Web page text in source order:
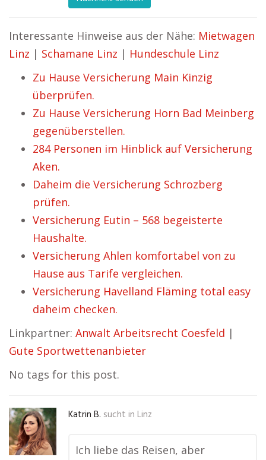
Interessante Hinweise aus der Nähe: Mietwagen
Linz | Schamane Linz | Hundeschule Linz
Zu Hause Versicherung Main Kinzig
überprüfen.
Zu Hause Versicherung Horn Bad Meinberg
gegenüberstellen.
284 Personen im Hinblick auf Versicherung
Aken.
Daheim die Versicherung Schrozberg
prüfen.
Versicherung Eutin – 568 begeisterte
Haushalte.
Versicherung Ahlen komfortabel von zu
Hause aus Tarife vergleichen.
Versicherung Havelland Fläming total easy
daheim checken.
Linkpartner: Anwalt Arbeitsrecht Coesfeld |
Gute Sportwettenanbieter
No tags for this post.
Katrin B. sucht in Linz
Ich liebe das Reisen, aber